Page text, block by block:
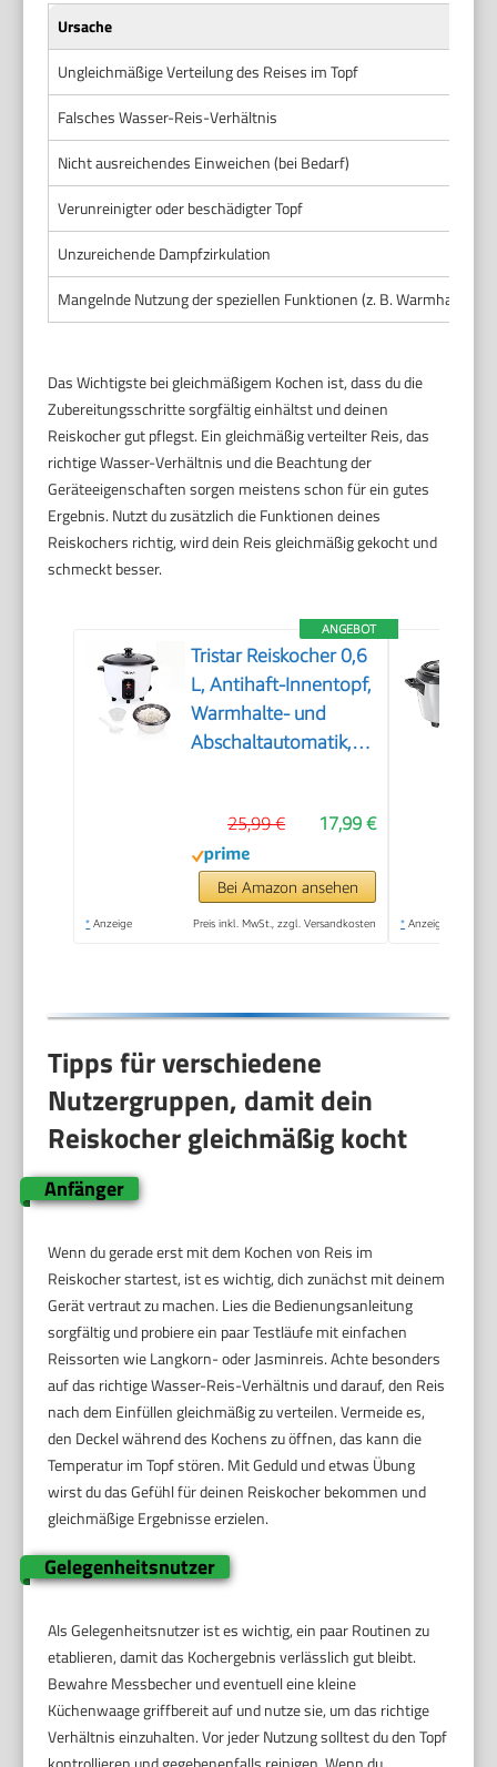
Ursache
Ungleichmäßige Verteilung des Reises im Topf
Falsches Wasser-Reis-Verhältnis
Nicht ausreichendes Einweichen (bei Bedarf)
Verunreinigter oder beschädigter Topf
Unzureichende Dampfzirkulation
Mangelnde Nutzung der speziellen Funktionen (z. B.
Das Wichtigste bei gleichmäßigem Kochen ist, dass du die
Zubereitungsschritte sorgfältig einhältst und deinen
Reiskocher gut pflegst. Ein gleichmäßig verteilter Reis, das
richtige Wasser-Verhältnis und die Beachtung der
Geräteeigenschaften sorgen meistens schon für ein gutes
Ergebnis. Nutzt du zusätzlich die Funktionen deines
Reiskochers richtig, wird dein Reis gleichmäßig gekocht und
schmeckt besser.
ANGEBOT
Tristar Reiskocher 0,6
L, Antihaft-Innentopf,
Warmhalte- und
Abschaltautomatik,
und Löffel, 300 W,
RK-6142
17,99 €
25,99 €
Bei Amazon ansehen
* Anzeige Preis inkl. MwSt., zzgl. Versandkosten * Anzeige
Tipps für verschiedene
Nutzergruppen, damit dein
Reiskocher gleichmäßig kocht
Anfänger
Wenn du gerade erst mit dem Kochen von Reis im
Reiskocher startest, ist es wichtig, dich zunächst mit deinem
Gerät vertraut zu machen. Lies die Bedienungsanleitung
sorgfältig und probiere ein paar Testläufe mit einfachen
Reissorten wie Langkorn- oder Jasminreis. Achte besonders
auf das richtige Wasser-Reis-Verhältnis und darauf, den Reis
nach dem Einfüllen gleichmäßig zu verteilen. Vermeide es,
den Deckel während des Kochens zu öffnen, das kann die
Temperatur im Topf stören. Mit Geduld und etwas Übung
wirst du das Gefühl für deinen Reiskocher bekommen und
gleichmäßige Ergebnisse erzielen.
Gelegenheitsnutzer
Als Gelegenheitsnutzer ist es wichtig, ein paar Routinen zu
etablieren, damit das Kochergebnis verlässlich gut bleibt.
Bewahre Messbecher und eventuell eine kleine
Küchenwaage griffbereit auf und nutze sie, um das richtige
Verhältnis einzuhalten. Vor jeder Nutzung solltest du den Topf